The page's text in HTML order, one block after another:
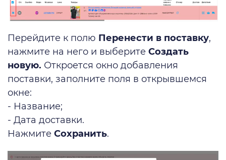
Перейдите к полю Перенести в поставку,
нажмите на него и выберите Создать
новую. Откроется окно добавления
поставки, заполните поля в открывшемся
окне:
- Название;
- Дата доставки.
Нажмите Сохранить.